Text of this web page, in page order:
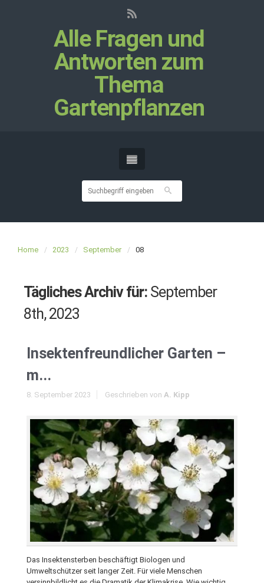
Alle Fragen und
Antworten zum
Thema
Gartenpflanzen
Home 2023 September 08
Tägliches Archiv für: September
8th, 2023
Insektenfreundlicher Garten –
m...
8. September 2023 Geschrieben von A. Kipp
Das Insektensterben beschäftigt Biologen und
Umweltschützer seit langer Zeit. Für viele Menschen